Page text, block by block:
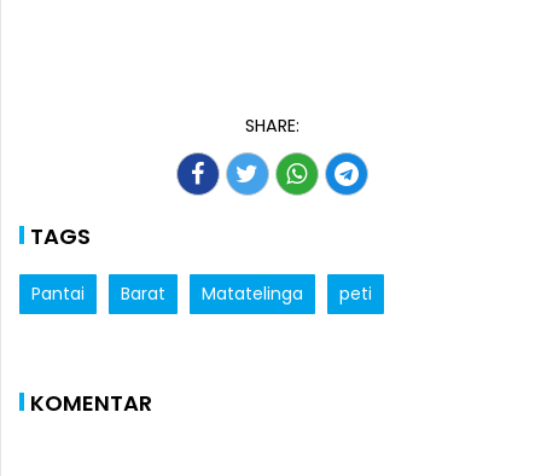
SHARE:
TAGS
Pantai Barat Matatelinga peti
KOMENTAR